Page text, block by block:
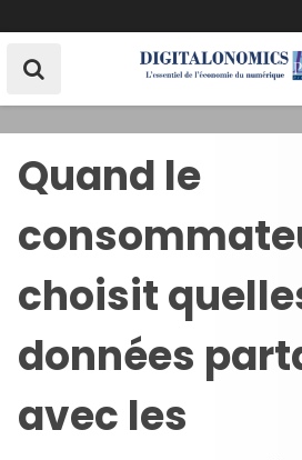
k
Quand le
choisit
données
avec les